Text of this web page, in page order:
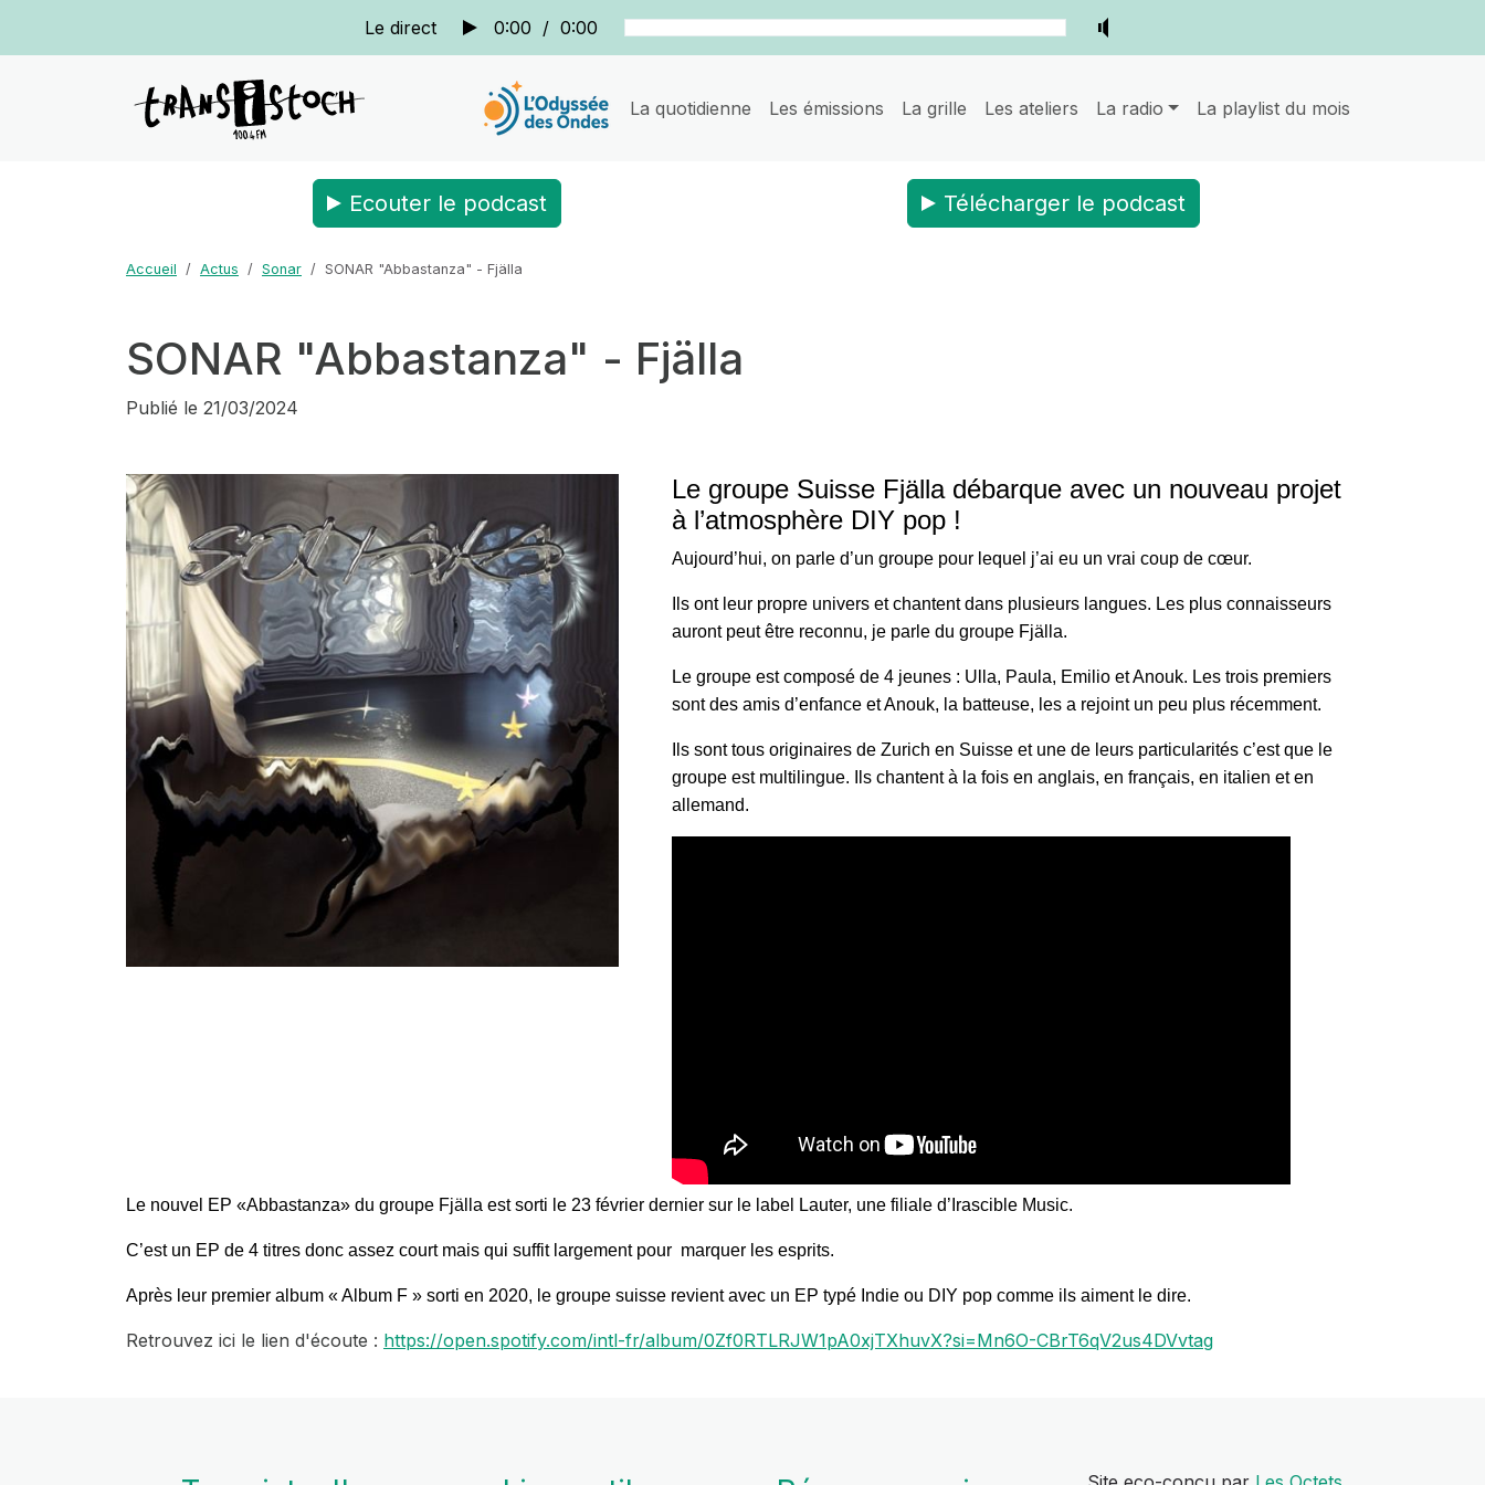
Le direct 0:00 / 0:00
La quotidienne Les émissions La grille Les ateliers La radio La playlist du mois
Ecouter le podcast Télécharger le podcast
Accueil Actus Sonar SONAR "Abbastanza" - Fjälla
SONAR "Abbastanza" - Fjälla
Publié le 21/03/2024
Le groupe Suisse Fjälla débarque avec un nouveau projet
à l’atmosphère DIY pop !
Aujourd’hui, on parle d’un groupe pour lequel j’ai eu un vrai coup de cœur.
Ils ont leur propre univers et chantent dans plusieurs langues. Les plus connaisseurs
auront peut être reconnu, je parle du groupe Fjälla.
Le groupe est composé de 4 jeunes : Ulla, Paula, Emilio et Anouk. Les trois premiers
sont des amis d’enfance et Anouk, la batteuse, les a rejoint un peu plus récemment.
Ils sont tous originaires de Zurich en Suisse et une de leurs particularités c’est que le
groupe est multilingue. Ils chantent à la fois en anglais, en français, en italien et en
allemand.
Le nouvel EP «Abbastanza» du groupe Fjälla est sorti le 23 février dernier sur le label Lauter, une filiale d’Irascible Music.
C’est un EP de 4 titres donc assez court mais qui suffit largement pour marquer les esprits.
Après leur premier album « Album F » sorti en 2020, le groupe suisse revient avec un EP typé Indie ou DIY pop comme ils aiment le dire.
Retrouvez ici le lien d'écoute : https://open.spotify.com/intl-fr/album/0Zf0RTLRJW1pA0xjTXhuvX?si=Mn6O-CBrT6qV2us4DVvtag